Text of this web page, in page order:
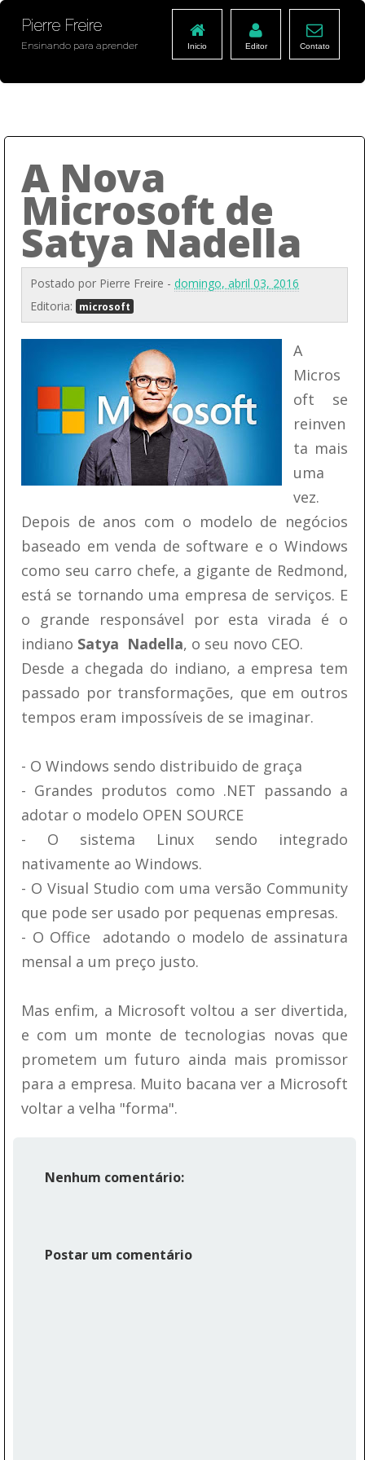
Pierre Freire
Ensinando para aprender Inicio Editor Contato
A Nova
Microsoft de
Satya Nadella
Postado por Pierre Freire - domingo, abril 03, 2016
Editoria:
microsoft
A
Micros
oft se
reinven
ta mais
uma
vez.
Depois de anos com o modelo de negócios
baseado em venda de software e o Windows
como seu carro chefe, a gigante de Redmond,
está se tornando uma empresa de serviços. E
o grande responsável por esta virada é o
indiano Satya Nadella, o seu novo CEO.
Desde a chegada do indiano, a empresa tem
passado por transformações, que em outros
tempos eram impossíveis de se imaginar.
- O Windows sendo distribuido de graça
- Grandes produtos como .NET passando a
adotar o modelo OPEN SOURCE
- O sistema Linux sendo integrado
nativamente ao Windows.
- O Visual Studio com uma versão Community
que pode ser usado por pequenas empresas.
- O Office adotando o modelo de assinatura
mensal a um preço justo.
Mas enfim, a Microsoft voltou a ser divertida,
e com um monte de tecnologias novas que
prometem um futuro ainda mais promissor
para a empresa. Muito bacana ver a Microsoft
voltar a velha "forma".
Nenhum comentário:
Postar um comentário